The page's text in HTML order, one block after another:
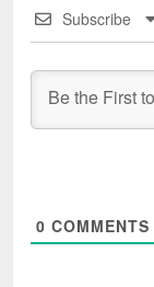
Subscribe
0 COMMENTS